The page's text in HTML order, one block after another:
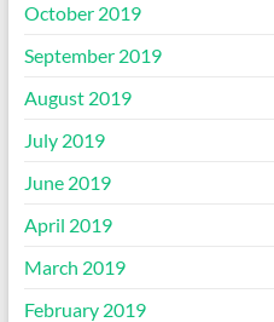
October 2019
September 2019
August 2019
July 2019
June 2019
April 2019
March 2019
February 2019